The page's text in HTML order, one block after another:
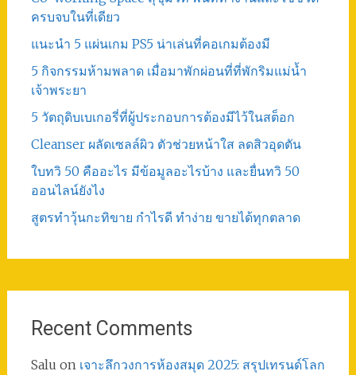
ครบจบในที่เดียว
แนะนำ 5 แผ่นเกม PS5 น่าเล่นที่คอเกมต้องมี
5 กิจกรรมห้ามพลาด เมื่อมาพักผ่อนที่ที่พักริมแม่น้ำ
เจ้าพระยา
5 วัตถุดิบเบเกอรี่ที่ผู้ประกอบการต้องมีไว้ในสต็อก
Cleanser ผลัดเซลล์ผิว ตัวช่วยหน้าใส ลดสิวอุดตัน
ใบทวิ 50 คืออะไร มีข้อมูลอะไรบ้าง และยื่นทวิ 50
ออนไลน์ยังไง
สูตรทําวุ้นกะทิขาย กำไรดี ทำง่าย ขายได้ทุกตลาด
Recent Comments
Salu on เจาะลึกวงการห้องสมุด 2025: สรุปเทรนด์โลก